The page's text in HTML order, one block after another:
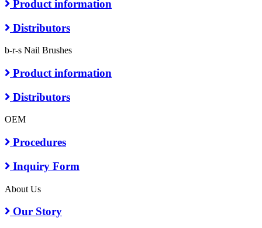
Product information
Distributors
b-r-s Nail Brushes
Product information
Distributors
OEM
Procedures
Inquiry Form
About Us
Our Story